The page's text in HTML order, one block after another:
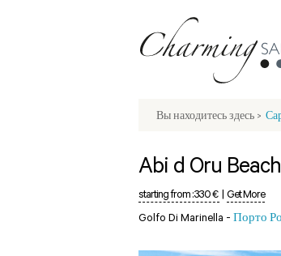
Вы находитесь здесь >
Abi d Oru
starting from :330 € | Get More
Golfo Di Marinella - Порто